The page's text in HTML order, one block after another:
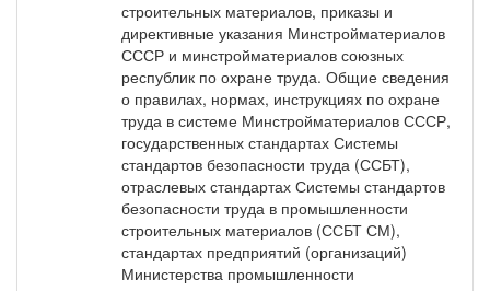
строительных материалов, приказы и
директивные указания Минстройматериалов
СССР и минстройматериалов союзных
республик по охране труда. Общие сведения
о правилах, нормах, инструкциях по охране
труда в системе Минстройматериалов СССР,
государственных стандартах Системы
стандартов безопасности труда (ССБТ),
отраслевых стандартах Системы стандартов
безопасности труда в промышленности
строительных материалов (ССБТ СМ),
стандартах предприятий (организаций)
Министерства промышленности